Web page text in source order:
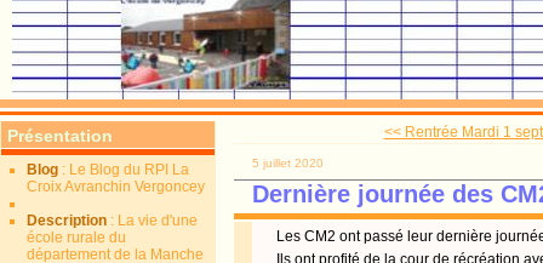
Présentation
Blog : Le Blog du RPI La
Croix Avranchin Vergoncey
Description : La vie d'une
école rurale du
département de la Manche
<< Rentrée Mardi 1
5 juillet 2020
Dernière journée des
Les CM2 ont passé leur dernière
Ils ont profité de la cour de récréation